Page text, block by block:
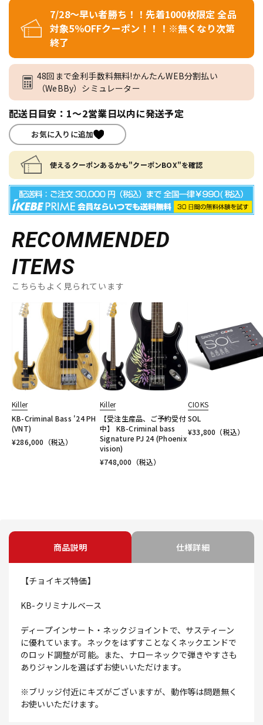
7/28～早い者勝ち！！先着1000枚限定 全品
対象5％OFFクーポン！！！※無くなり次第
終了
48回まで金利手数料無料!かんたんWEB分割払い
（WeBBy）シミュレーター
配送日目安：1～2営業日以内に発送予定
お気に入りに追加
使えるクーポンあるかも"クーポンBOX"を確認
RECOMMENDED
ITEMS
こちらもよく見られています
Killer
KB-Criminal Bass '24 PH
(VNT)
¥286,000 （税込）
Killer
【受注生産品、ご予約受付
中】 KB-Criminal bass
Signature PJ 24 (Phoenix
vision)
¥748,000 （税込）
CIOKS
SOL
¥33,800 （税込）
商品説明 仕様詳細
【チョイキズ特価】
KB-クリミナルベース
ディープインサート・ネックジョイントで、サスティーン
に優れています。ネックをはずすことなくネックエンドで
のロッド調整が可能。また、ナローネックで弾きやすさも
ありジャンルを選ばずお使いいただけます。
※ブリッジ付近にキズがございますが、動作等は問題無く
お使いいただけます。